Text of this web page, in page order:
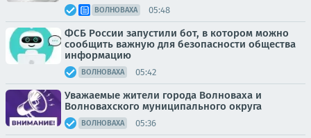
ВОЛНОВАХА 05:48
ФСБ России запустили бот, в котором можно
сообщить важную для безопасности общества
информацию
ВОЛНОВАХА 05:42
Уважаемые жители города Волноваха и
Волновахского муниципального округа
ВОЛНОВАХА 05:36